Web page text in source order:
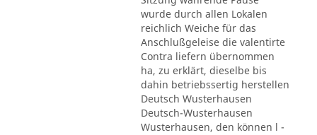
wurde durch allen Lokalen
reichlich Weiche für das
Anschlußgeleise die valentirte
Contra liefern übernommen
ha, zu erklärt, dieselbe bis
dahin betriebssertig herstellen
Deutsch Wusterhausen
Deutsch-Wusterhausen
Wusterhausen, den können l -